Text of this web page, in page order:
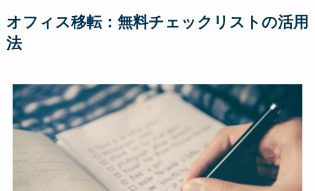
オフィス移転：無料チェックリストの活用
法